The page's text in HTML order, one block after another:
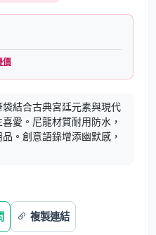
價
結合古典宮廷元素與現代
愛。尼龍材質耐用防水，
。創意語錄增添幽默感，
複製連結